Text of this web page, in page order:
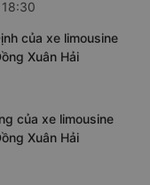
của xe limousine
Xuân Hải
của xe limousine
Xuân Hải